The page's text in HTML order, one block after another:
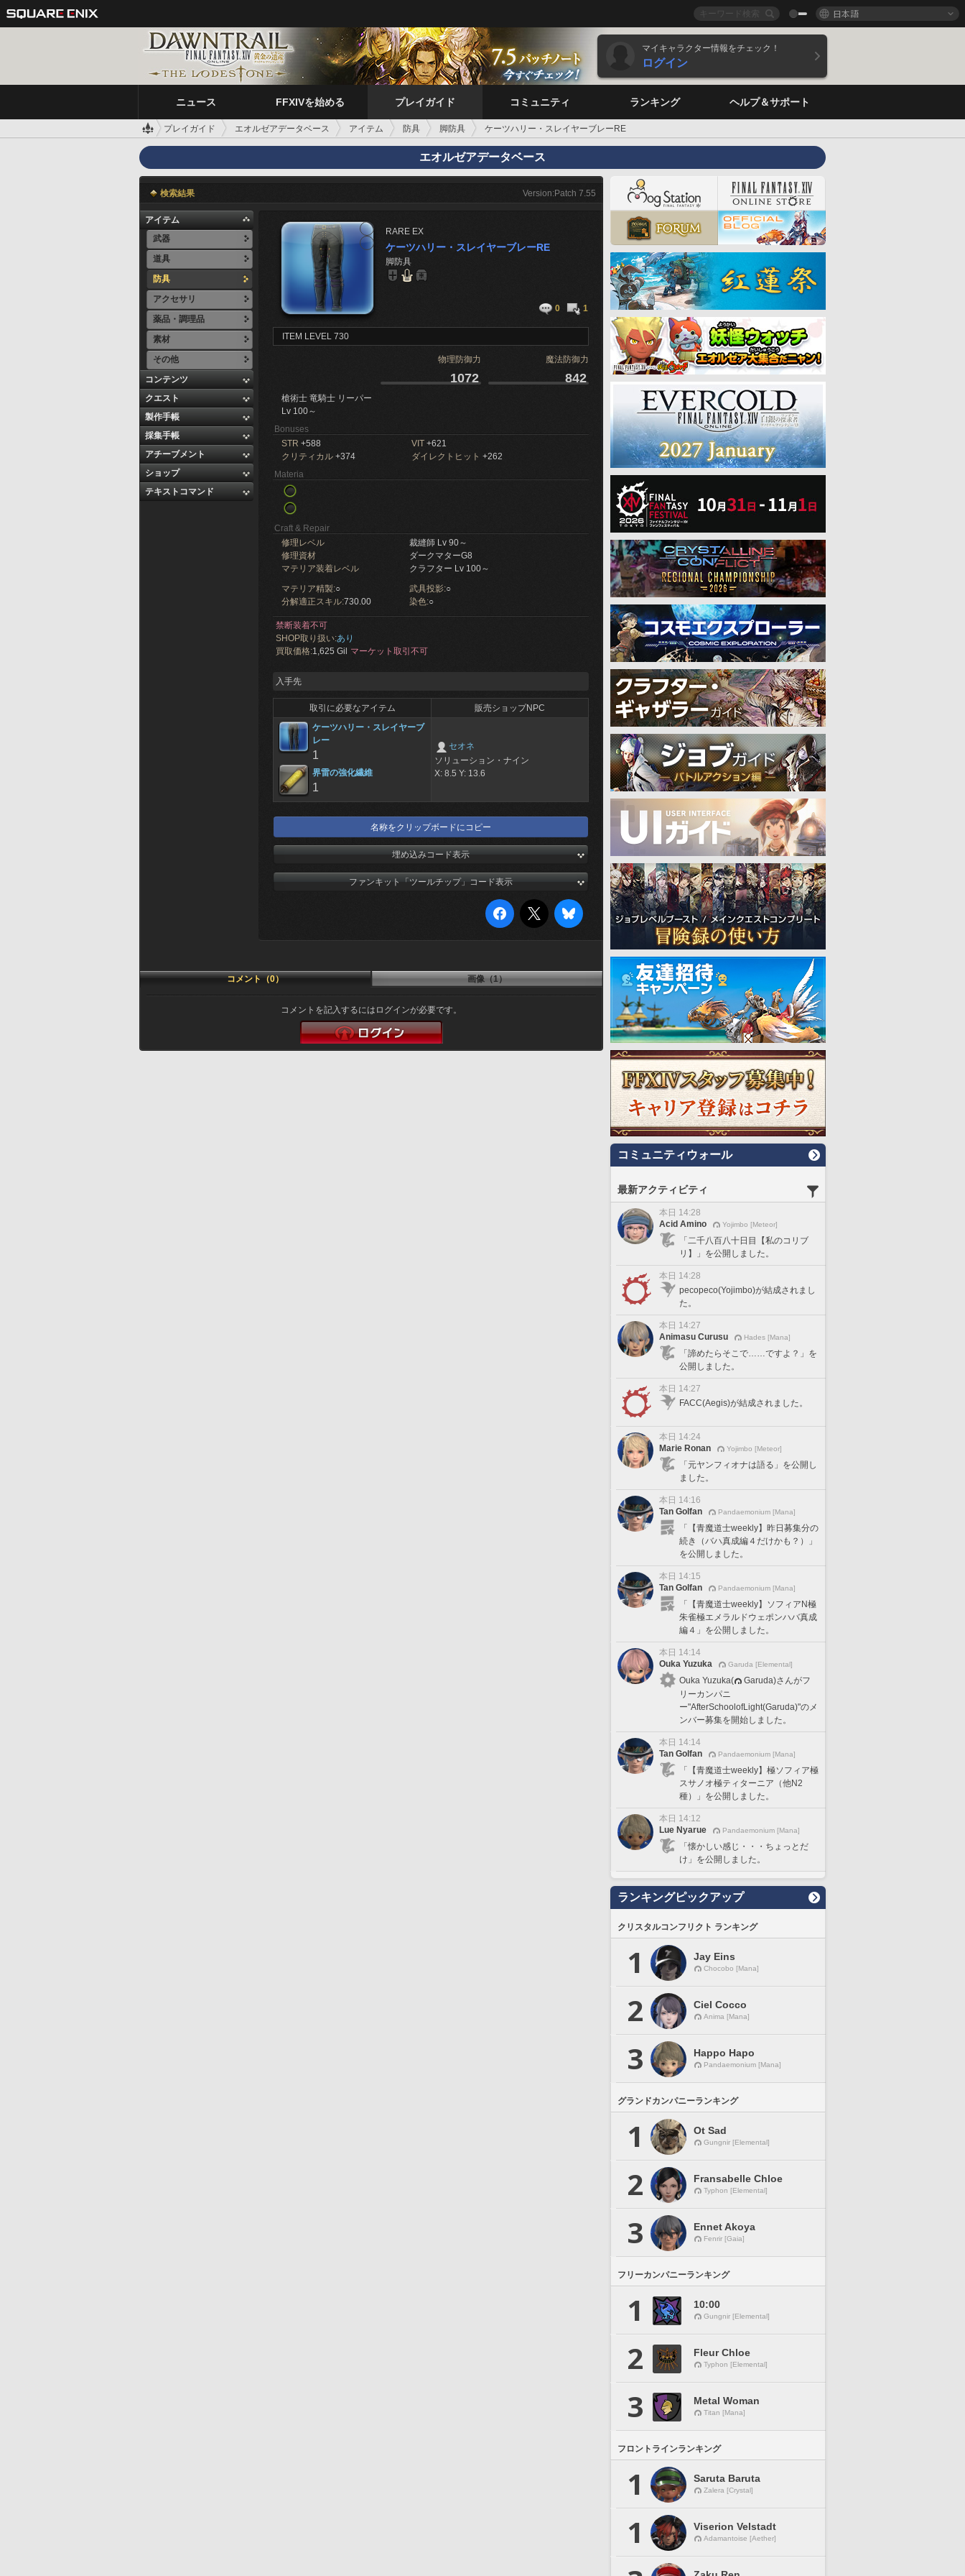
日本語
マイキャラクター情報をチェック！
ログイン
ニュース FFXIVを始める プレイガイド コミュニティ ランキング ヘルプ＆サポート
プレイガイド エオルゼアデータベース アイテム 防具 脚防具 ケーツハリー・スレイヤーブレーRE
エオルゼアデータベース
検索結果 Version:Patch 7.55
アイテム
武器
道具
防具
アクセサリ
薬品・調理品
素材
その他
コンテンツ
クエスト
製作手帳
採集手帳
アチーブメント
ショップ
テキストコマンド
RARE EX
ケーツハリー・スレイヤーブレーRE
脚防具
0 1
ITEM LEVEL 730
物理防御力 魔法防御力
1072 842
槍術士 竜騎士 リーパー
Lv 100～
Bonuses
STR +588 VIT +621
クリティカル +374 ダイレクトヒット +262
Materia
Craft & Repair
修理レベル
裁縫師 Lv 90～
修理資材
ダークマターG8
マテリア装着レベル
クラフター Lv 100～
マテリア精製:○ 武具投影:○
分解適正スキル:730.00 染色:○
禁断装着不可
SHOP取り扱い:あり
買取価格:1,625 Gil マーケット取引不可
入手先
取引に必要なアイテム
販売ショップNPC
ケーツハリー・スレイヤーブ
レー
1
界雷の強化繊維
1
セオネ
ソリューション・ナイン
X: 8.5 Y: 13.6
名称をクリップボードにコピー
埋め込みコード表示
ファンキット「ツールチップ」コード表示
コメント（0） 画像（1）
コメントを記入するにはログインが必要です。
コミュニティウォール
最新アクティビティ
本日 14:28
Acid Amino
Yojimbo [Meteor]
「二千八百八十日目【私のコリブ
リ】」を公開しました。
本日 14:28
pecopeco(Yojimbo)が結成されまし
た。
本日 14:27
Animasu Curusu
Hades [Mana]
「諦めたらそこで……ですよ？」を
公開しました。
本日 14:27
FACC(Aegis)が結成されました。
本日 14:24
Marie Ronan
Yojimbo [Meteor]
「元ヤンフィオナは語る」を公開し
ました。
本日 14:16
Tan Golfan
Pandaemonium [Mana]
「【青魔道士weekly】昨日募集分の
続き（バハ真成編４だけかも？）」
を公開しました。
本日 14:15
Tan Golfan
Pandaemonium [Mana]
「【青魔道士weekly】ソフィアN極
朱雀極エメラルドウェポンハバ真成
編４」を公開しました。
本日 14:14
Ouka Yuzuka
Garuda [Elemental]
Ouka Yuzuka(
Garuda)さんがフ
リーカンパニ
ー"AfterSchoolofLight(Garuda)"のメ
ンバー募集を開始しました。
本日 14:14
Tan Golfan
Pandaemonium [Mana]
「【青魔道士weekly】極ソフィア極
スサノオ極ティターニア（他N2
種）」を公開しました。
本日 14:12
Lue Nyarue
Pandaemonium [Mana]
「懐かしい感じ・・・ちょっとだ
け」を公開しました。
ランキングピックアップ
クリスタルコンフリクト ランキング
1 Jay Eins
Chocobo [Mana]
2 Ciel Cocco
Anima [Mana]
3 Happo Hapo
Pandaemonium [Mana]
グランドカンパニーランキング
1 Ot Sad
Gungnir [Elemental]
2 Fransabelle Chloe
Typhon [Elemental]
3 Ennet Akoya
Fenrir [Gaia]
フリーカンパニーランキング
1 10:00
Gungnir [Elemental]
2 Fleur Chloe
Typhon [Elemental]
3 Metal Woman
Titan [Mana]
フロントラインランキング
1 Saruta Baruta
Zalera [Crystal]
1 Viserion Velstadt
Adamantoise [Aether]